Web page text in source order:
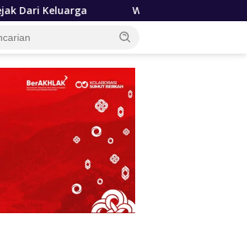
Wagub Surya Tekankan Pentingnya Kolaborasi